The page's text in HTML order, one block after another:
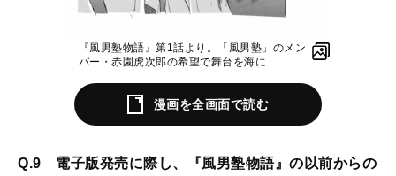
『風男塾物語』第1話より。「風男塾」のメン
バー・赤園虎次郎の希望で舞台を海に
漫画を全画面で読む
Q.9 電子版発売に際し、『風男塾物語』の以前からの